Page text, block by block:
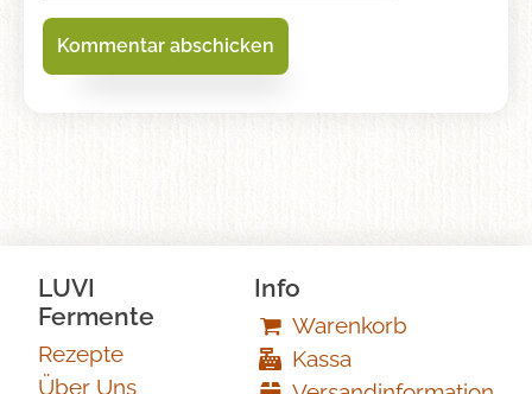
LUVI
Fermente
Rezepte
Über Uns
Info
Warenkorb
Kassa